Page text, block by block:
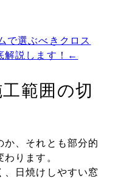
で選ぶべきクロス
説します！
←
範囲の切
、それとも部分的
ります。
、日焼けしやすい窓